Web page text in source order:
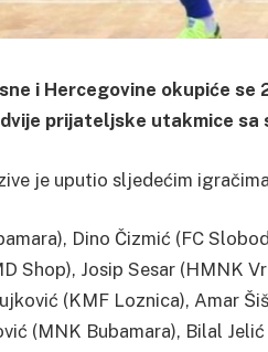
i Hercegovine okupiće se
prijateljske utakmice sa
je uputio sljedećim
Dino Čizmić (FC
Shop), Josip Sesar (HMNK
(KMF Loznica), Amar
(MNK Bubamara), Bilal